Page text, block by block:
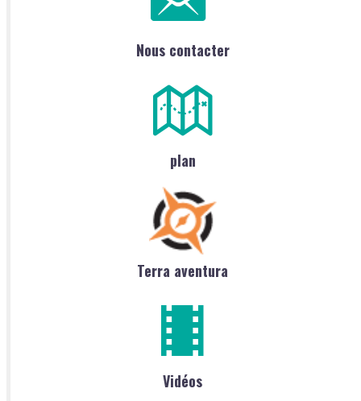
Nous contacter
plan
Terra aventura
Vidéos